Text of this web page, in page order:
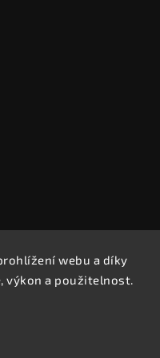
webu a díky
výkon a použitelnost.
práva vyhrazena.
cookies